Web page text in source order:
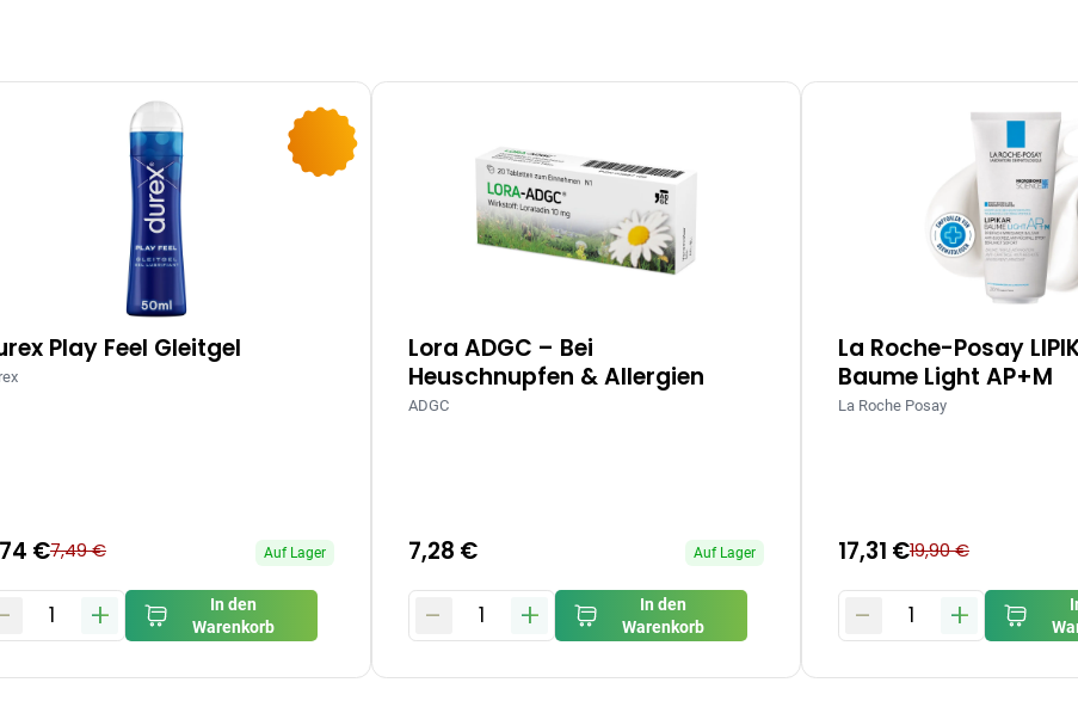
Play Feel Gleitgel
€7,49 € Auf Lager
1 +
In den
Warenkorb
Lora ADGC – Bei
Heuschnupfen & Allergien
ADGC
7,28 € Auf Lager
- 1 +
In den
Warenkorb
La Roche-Posay
Baume Light AP+M
La Roche Posay
17,31 €19,90 €
- 1 +